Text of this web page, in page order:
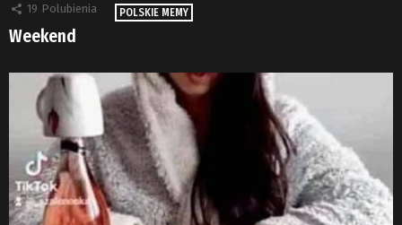
19 Polubienia POLSKIE MEMY
Weekend